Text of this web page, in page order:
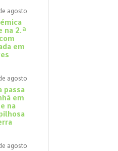
agosto
na 2.ª
em
agosto
passa
em
na
agosto